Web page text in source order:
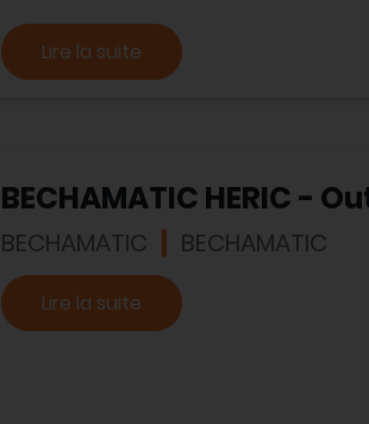
Lire la suite
BECHAMATIC HERIC -
BECHAMATIC BECHAMATIC
Lire la suite